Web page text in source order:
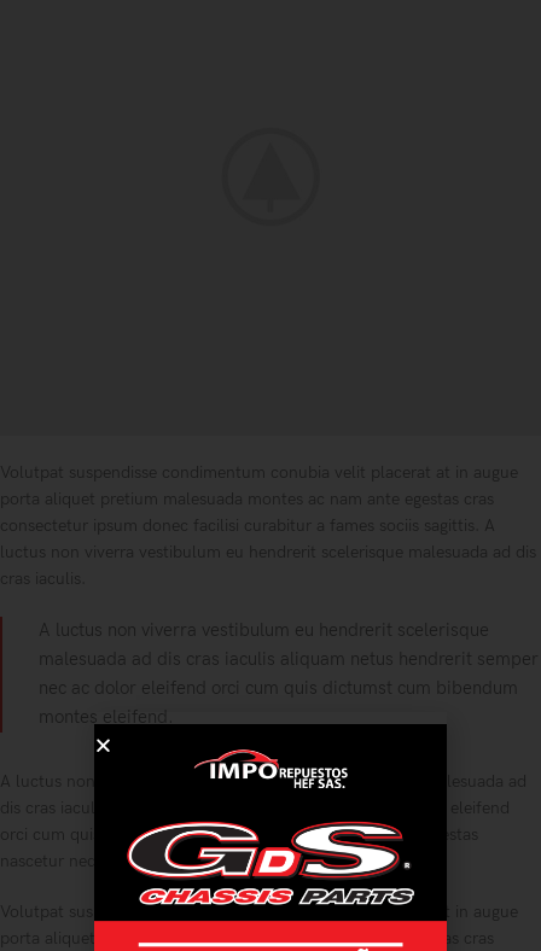
Volutpat suspendisse condimentum conubia velit placerat at in augue
porta aliquet pretium malesuada montes ac nam ante egestas cras
consectetur ipsum donec facilisi curabitur a fames sociis sagittis. A
luctus non viverra vestibulum eu hendrerit scelerisque malesuada ad dis
cras iaculis.
A luctus non viverra vestibulum eu hendrerit scelerisque
malesuada ad dis cras iaculis aliquam netus hendrerit semper
nec ac dolor eleifend orci cum quis dictumst cum bibendum
montes eleifend.
A luctus non viverra vestibulum eu hendrerit scelerisque malesuada ad
dis cras iaculis aliquam netus hendrerit semper nec ac dolor eleifend
orci cum quis dictumst cum bibendum montes eleifend. Egestas
nascetur neque commodo nunc.
Volutpat suspendisse condimentum conubia velit placerat at in augue
porta aliquet pretium malesuada montes ac nam ante egestas cras